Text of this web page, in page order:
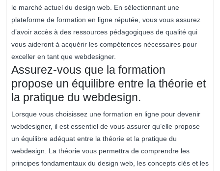
le marché actuel du design web. En sélectionnant une
plateforme de formation en ligne réputée, vous vous assurez
d’avoir accès à des ressources pédagogiques de qualité qui
vous aideront à acquérir les compétences nécessaires pour
exceller en tant que webdesigner.
Assurez-vous que la formation
propose un équilibre entre la théorie et
la pratique du webdesign.
Lorsque vous choisissez une formation en ligne pour devenir
webdesigner, il est essentiel de vous assurer qu’elle propose
un équilibre adéquat entre la théorie et la pratique du
webdesign. La théorie vous permettra de comprendre les
principes fondamentaux du design web, les concepts clés et les